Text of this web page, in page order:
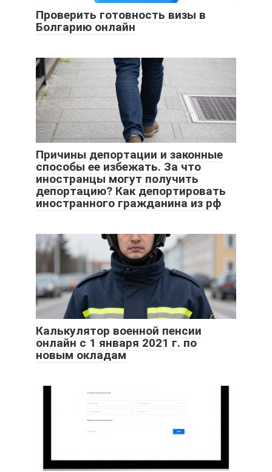
Проверить готовность визы в
Болгарию онлайн
Причины депортации и законные
способы ее избежать. За что
иностранцы могут получить
депортацию? Как депортировать
иностранного гражданина из рф
Калькулятор военной пенсии
онлайн c 1 января 2021 г. по
новым окладам